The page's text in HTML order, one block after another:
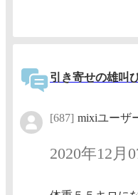
引き寄せの雄叫
[687] mixiユーザ
2020年12月